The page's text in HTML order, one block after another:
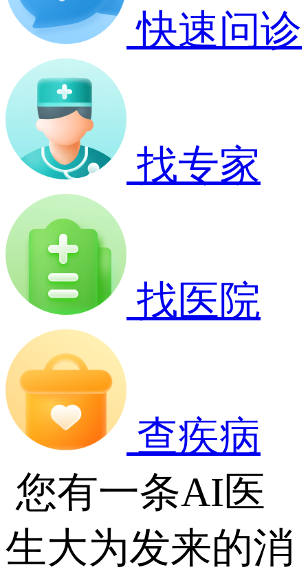
快速问诊
找专家
找医院
查疾病
您有一条AI医
生大为发来的消